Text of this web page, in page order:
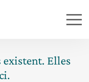
existent. Elles